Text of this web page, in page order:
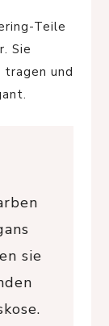
Teile
Sie
tragen und
sie